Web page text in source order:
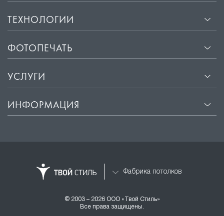
ТЕХНОЛОГИИ
ФОТОПЕЧАТЬ
УСЛУГИ
ИНФОРМАЦИЯ
Фабрика потолков
© 2003 – 2026 ООО «Твой Стиль»
Все права защищены.